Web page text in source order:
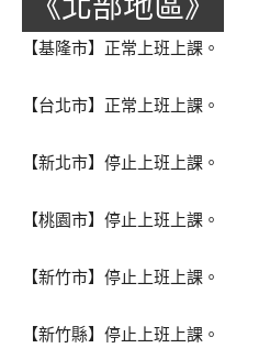
【基隆市】正常上班上課。
【台北市】正常上班上課。
【新北市】停止上班上課。
【桃園市】停止上班上課。
【新竹市】停止上班上課。
【新竹縣】停止上班上課。